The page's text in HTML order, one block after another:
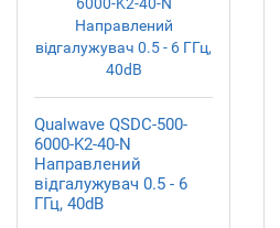
Qualwave QSDC-500-
6000-K2-40-N
Направлений
відгалужувач 0.5 - 6
ГГц, 40dB